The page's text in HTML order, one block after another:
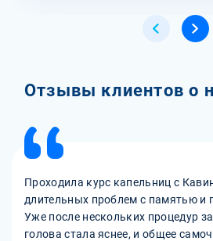
Отзывы клиентов о
Проходила курс капельниц с
длительных проблем с памятью и
Уже после нескольких процедур
голова стала яснее, и общее